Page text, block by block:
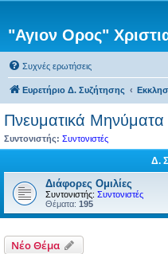
"Αγιον Ορος"
Συχνές ερωτήσεις
Ευρετήριο Δ. Συζήτησης
Πνευματικά Μηνύματα
Συντονιστής: Συντονιστές
Δ.
Διάφορες Ομιλίες
Συντονιστής: Συντονιστές
Θέματα: 195
Νέο Θέμα